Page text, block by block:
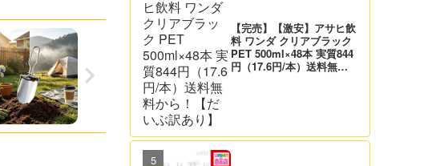
【完売】【激安】アサヒ飲
料 ワンダ クリアブラック
PET 500ml×48本 実質844
円（17.6円/本）送料無料